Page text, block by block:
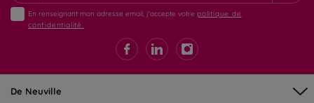
En renseignant mon adresse email, j'accepte votre politique de
confidentialité.
De Neuville